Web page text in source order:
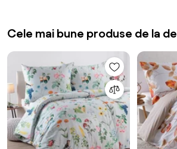
Cele mai bune produse de la